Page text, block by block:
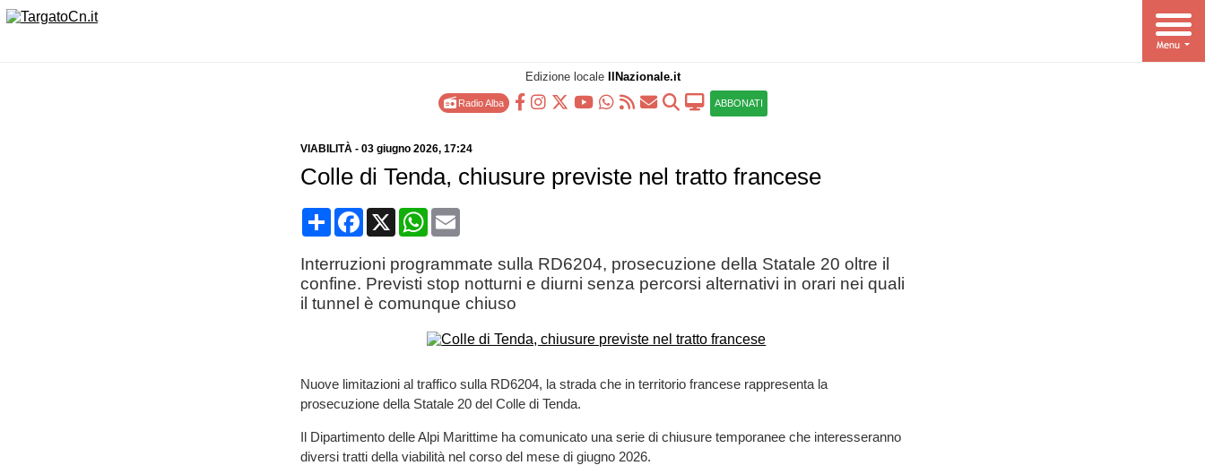
Edizione locale IlNazionale.it
Radio Alba ABBONATI
VIABILITÀ- 03 giugno 2026, 17:24
Colle di Tenda, chiusure previste nel tratto francese
CondividiFacebook
X WhatsApp
Email
Interruzioni programmate sulla RD6204, prosecuzione della Statale 20 oltre il
confine. Previsti stop notturni e diurni senza percorsi alternativi in orari nei quali
il tunnel è comunque chiuso
Nuove limitazioni al traffico sulla RD6204, la strada che in territorio francese rappresenta la
prosecuzione della Statale 20 del Colle di Tenda.
Il Dipartimento delle Alpi Marittime ha comunicato una serie di chiusure temporanee che interesseranno
diversi tratti della viabilità nel corso del mese di giugno 2026.